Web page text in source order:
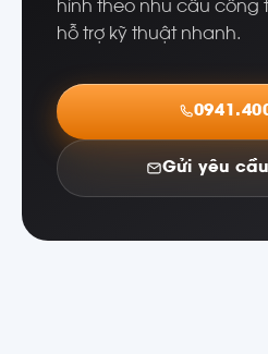
hình theo nhu cầu công
hỗ trợ kỹ thuật nhanh.
Gửi yêu